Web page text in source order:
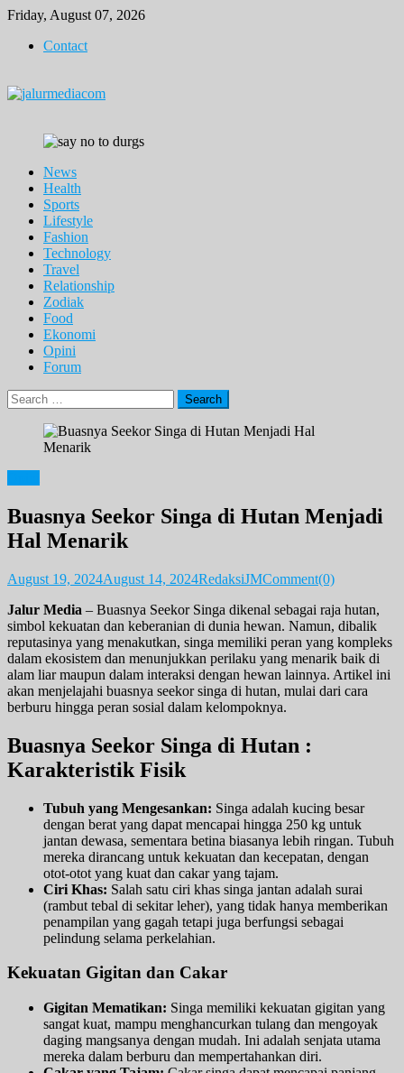
Skip
content
Friday, August 07, 2026
Contact
News
Health
Sports
Lifestyle
Fashion
Technology
Travel
Relationship
Zodiak
Food
Ekonomi
Opini
Forum
Search
for:
Buasnya Seekor Singa di Hutan Menjadi
Hal Menarik
August 19, 2024August 14, 2024RedaksiJMComment(0)
Jalur Media – Buasnya Seekor Singa dikenal sebagai raja hutan,
simbol kekuatan dan keberanian di dunia hewan. Namun, dibalik
reputasinya yang menakutkan, singa memiliki peran yang kompleks
dalam ekosistem dan menunjukkan perilaku yang menarik baik di
alam liar maupun dalam interaksi dengan hewan lainnya. Artikel ini
akan menjelajahi buasnya seekor singa di hutan, mulai dari cara
berburu hingga peran sosial dalam kelompoknya.
Buasnya Seekor Singa di Hutan :
Karakteristik Fisik
Tubuh yang Mengesankan: Singa adalah kucing besar
dengan berat yang dapat mencapai hingga 250 kg untuk
jantan dewasa, sementara betina biasanya lebih ringan. Tubuh
mereka dirancang untuk kekuatan dan kecepatan, dengan
otot-otot yang kuat dan cakar yang tajam.
Ciri Khas: Salah satu ciri khas singa jantan adalah surai
(rambut tebal di sekitar leher), yang tidak hanya memberikan
penampilan yang gagah tetapi juga berfungsi sebagai
pelindung selama perkelahian.
Kekuatan Gigitan dan Cakar
Gigitan Mematikan: Singa memiliki kekuatan gigitan yang
sangat kuat, mampu menghancurkan tulang dan mengoyak
daging mangsanya dengan mudah. Ini adalah senjata utama
mereka dalam berburu dan mempertahankan diri.